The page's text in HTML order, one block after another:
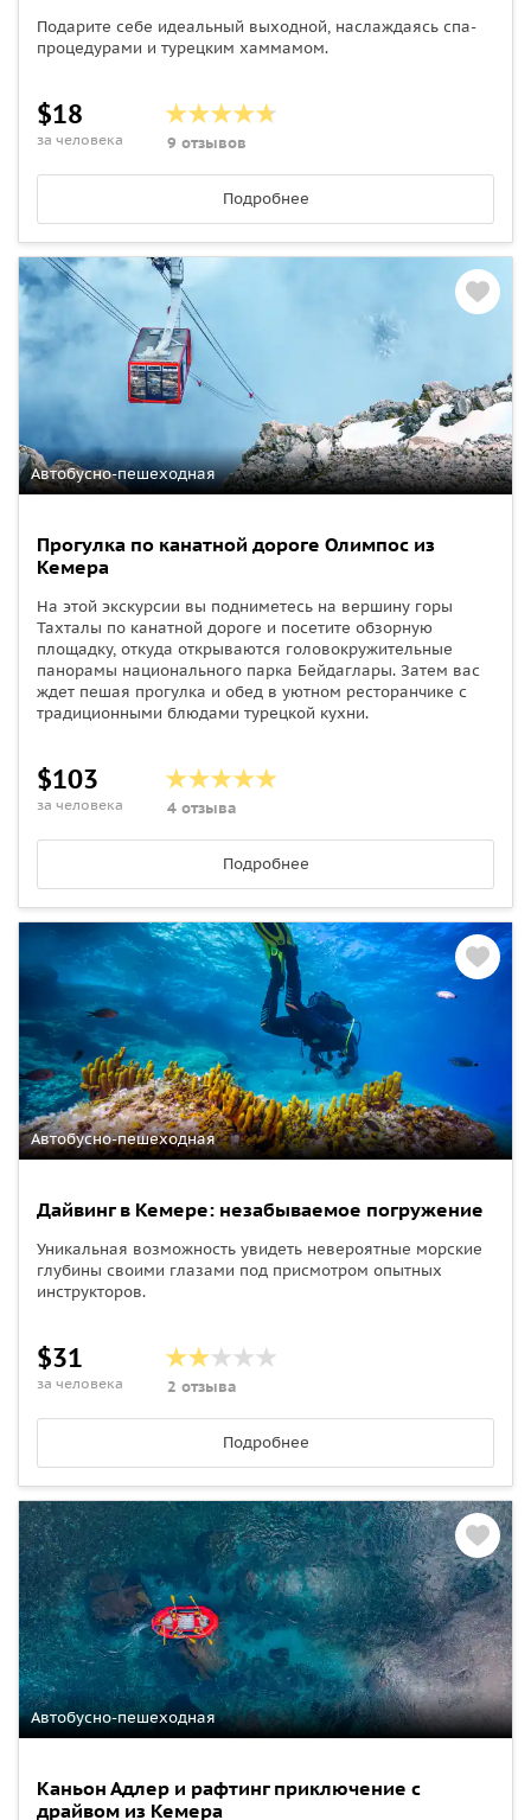
Подарите себе идеальный выходной, наслаждаясь спа-
процедурами и турецким хаммамом.
$18
за человека 9 отзывов
Подробнее
Автобусно-пешеходная
Прогулка по канатной дороге Олимпос из
Кемера
На этой экскурсии вы подниметесь на вершину горы
Тахталы по канатной дороге и посетите обзорную
площадку, откуда открываются головокружительные
панорамы национального парка Бейдаглары. Затем вас
ждет пешая прогулка и обед в уютном ресторанчике с
традиционными блюдами турецкой кухни.
$103
за человека 4 отзыва
Подробнее
Автобусно-пешеходная
Дайвинг в Кемере: незабываемое погружение
Уникальная возможность увидеть невероятные морские
глубины своими глазами под присмотром опытных
инструкторов.
$31
за человека 2 отзыва
Подробнее
Автобусно-пешеходная
Каньон Адлер и рафтинг приключение с
драйвом из Кемерa